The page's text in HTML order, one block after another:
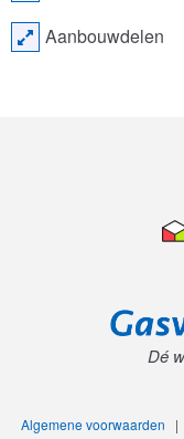
Aanbouwdelen
Dé
Algemene voorwaarden |